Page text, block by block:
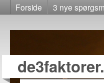
Forside 3 nye